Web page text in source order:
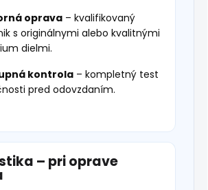
oprava – kvalifikovaný
s originálnymi alebo kvalitnými
dielmi.
kontrola – kompletný test
pred odovzdaním.
– pri oprave